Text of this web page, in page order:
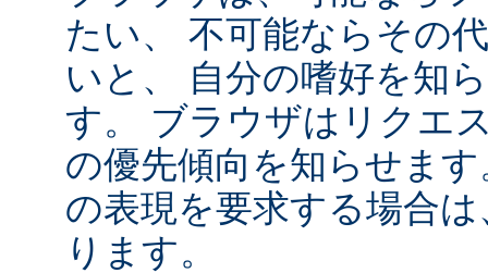
たい、 不可能ならその
いと、 自分の嗜好を知
す。 ブラウザはリクエ
の優先傾向を知らせま
の表現を要求する場合
ります。